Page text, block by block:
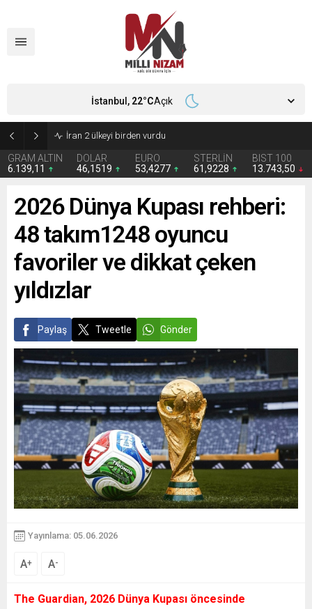
İran 2 ülkeyi birden vurdu
GRAM ALTIN
6.139,11
DOLAR
46,1519
EURO
53,4277
STERLİN
61,9228
BIST 100
13.743,50
İstanbul, 22°CAçık
2026 Dünya Kupası rehberi:
48 takım1248 oyuncu
favoriler ve dikkat çeken
yıldızlar
Paylaş Tweetle Gönder
Yayınlama: 05.06.2026
A+ A-
The Guardian, 2026 Dünya Kupası öncesinde